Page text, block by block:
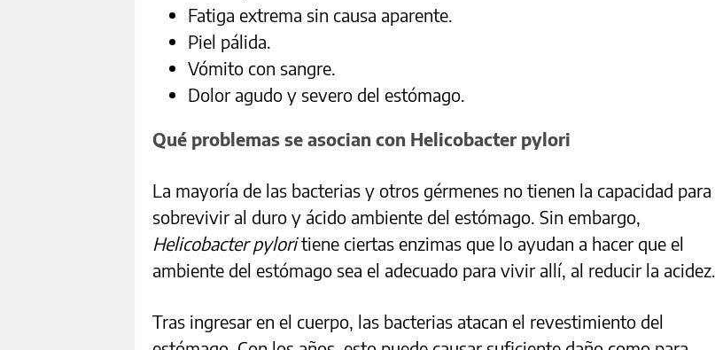
Fatiga extrema sin causa aparente.
Piel pálida.
Vómito con sangre.
Dolor agudo y severo del estómago.
Qué problemas se asocian con Helicobacter pylori
La mayoría de las bacterias y otros gérmenes no tienen la capacidad para
sobrevivir al duro y ácido ambiente del estómago. Sin embargo,
Helicobacter pyloritiene ciertas enzimas que lo ayudan a hacer que el
ambiente del estómago sea el adecuado para vivir allí, al reducir la acidez.
Tras ingresar en el cuerpo, las bacterias atacan el revestimiento del